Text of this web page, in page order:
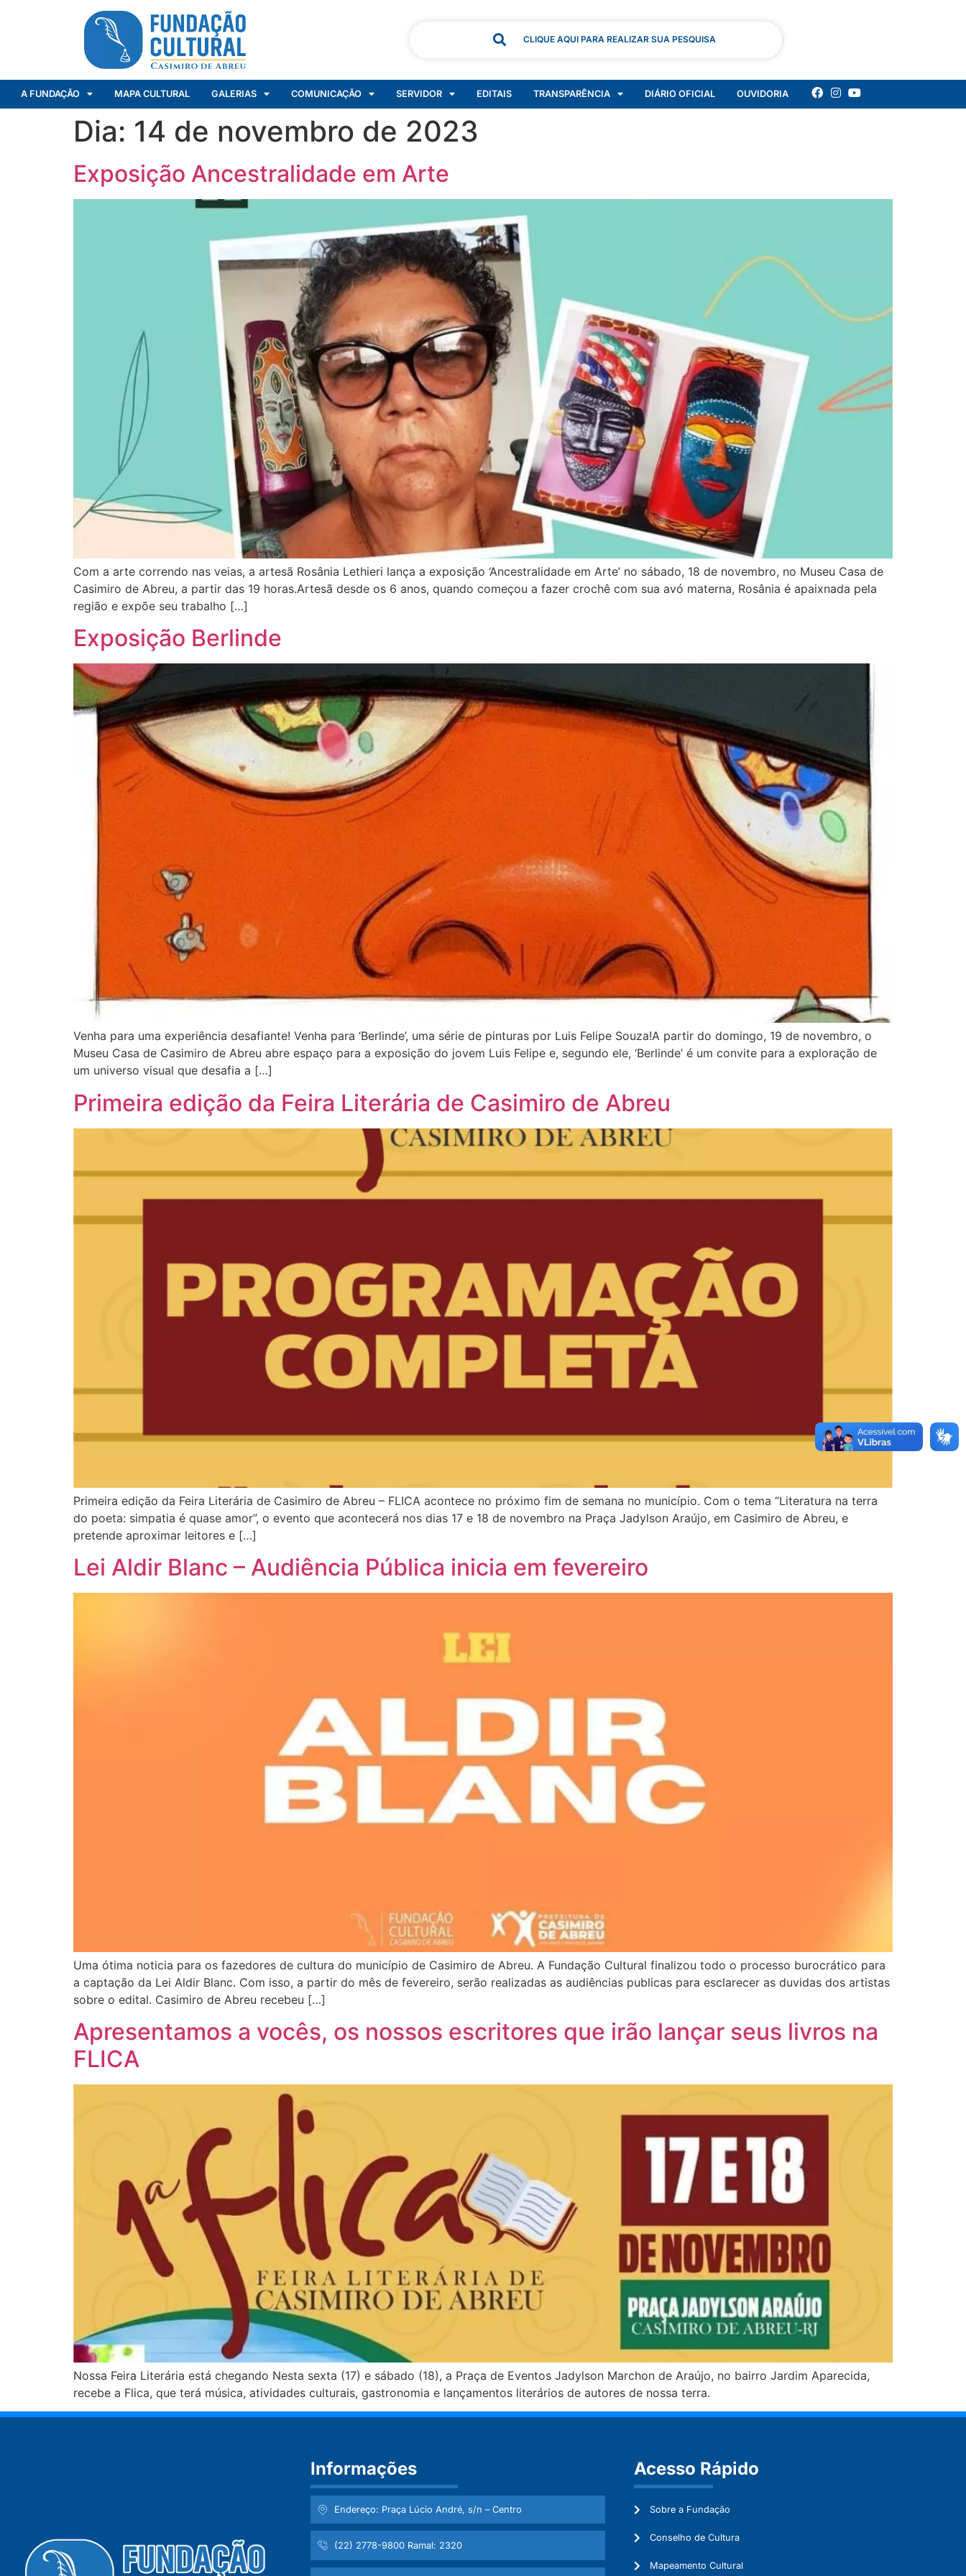
CLIQUE AQUI PARA REALIZAR SUA PESQUISA
A FUNDAÇÃO MAPA CULTURAL GALERIAS COMUNICAÇÃO SERVIDOR EDITAIS TRANSPARÊNCIA DIÁRIO OFICIAL OUVIDORIA
Dia: 14 de novembro de 2023
Exposição Ancestralidade em Arte
Com a arte correndo nas veias, a artesã Rosânia Lethieri lança a exposição ‘Ancestralidade em Arte’ no sábado, 18 de novembro, no Museu Casa de
Casimiro de Abreu, a partir das 19 horas.Artesã desde os 6 anos, quando começou a fazer crochê com sua avó materna, Rosânia é apaixnada pela
região e expõe seu trabalho […]
Exposição Berlinde
Venha para uma experiência desafiante! Venha para ‘Berlinde’, uma série de pinturas por Luis Felipe Souza!A partir do domingo, 19 de novembro, o
Museu Casa de Casimiro de Abreu abre espaço para a exposição do jovem Luis Felipe e, segundo ele, ‘Berlinde’ é um convite para a exploração de
um universo visual que desafia a […]
Primeira edição da Feira Literária de Casimiro de Abreu
Primeira edição da Feira Literária de Casimiro de Abreu – FLICA acontece no próximo fim de semana no município. Com o tema “Literatura na terra
do poeta: simpatia é quase amor”, o evento que acontecerá nos dias 17 e 18 de novembro na Praça Jadylson Araújo, em Casimiro de Abreu, e
pretende aproximar leitores e […]
Lei Aldir Blanc – Audiência Pública inicia em fevereiro
Uma ótima noticia para os fazedores de cultura do município de Casimiro de Abreu. A Fundação Cultural finalizou todo o processo burocrático para
a captação da Lei Aldir Blanc. Com isso, a partir do mês de fevereiro, serão realizadas as audiências publicas para esclarecer as duvidas dos artistas
sobre o edital. Casimiro de Abreu recebeu […]
Apresentamos a vocês, os nossos escritores que irão lançar seus livros na
FLICA
Nossa Feira Literária está chegando Nesta sexta (17) e sábado (18), a Praça de Eventos Jadylson Marchon de Araújo, no bairro Jardim Aparecida,
recebe a Flica, que terá música, atividades culturais, gastronomia e lançamentos literários de autores de nossa terra.
Informações
Endereço: Praça Lúcio André, s/n – Centro
(22) 2778-9800 Ramal: 2320
Acesso Rápido
Sobre a Fundação
Conselho de Cultura
Mapeamento Cultural